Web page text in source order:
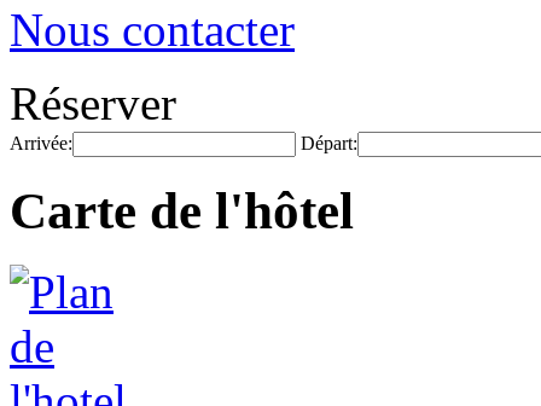
Nous contacter
Réserver
Arrivée: Départ:
Carte de l'hôtel